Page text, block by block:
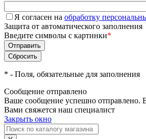
Я согласен на обработку
Защита от автоматического заполнения
Введите символы с картинки*
* - Поля, обязательные для заполнения
Сообщение отправлено
Ваше сообщение успешно отправлено.
Вами свяжется наш специалист
Закрыть окно